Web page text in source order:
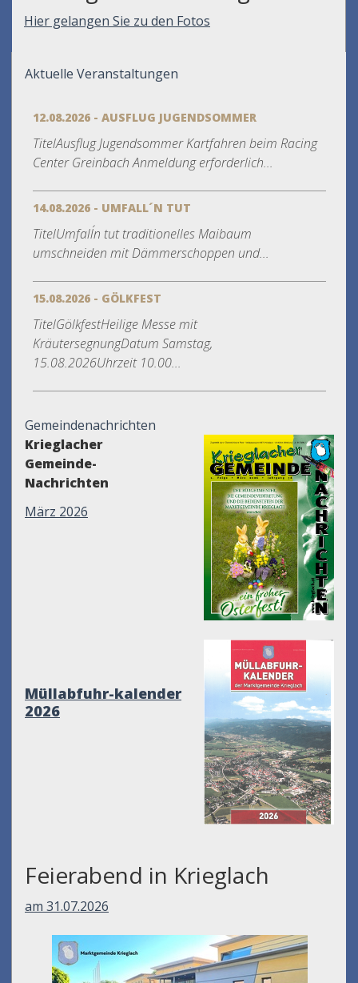
Hier gelangen Sie zu den Fotos
Aktuelle Veranstaltungen
12.08.2026 - AUSFLUG JUGENDSOMMER
TitelAusflug Jugendsommer Kartfahren beim Racing
Center Greinbach Anmeldung erforderlich...
14.08.2026 - UMFALL´N TUT
TitelUmfall´n tut traditionelles Maibaum
umschneiden mit Dämmerschoppen und...
15.08.2026 - GÖLKFEST
TitelGölkfestHeilige Messe mit
KräutersegnungDatum Samstag,
15.08.2026Uhrzeit 10.00...
Gemeindenachrichten
Krieglacher
Gemeinde-
Nachrichten
März 2026
Müllabfuhr-kalender
2026
Feierabend in Krieglach
am 31.07.2026